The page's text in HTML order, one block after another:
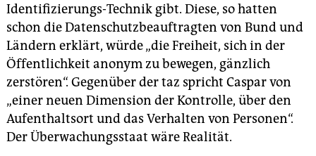
Identifizierungs-Technik gibt. Diese, so hatten
schon die Datenschutzbeauftragten von Bund und
Ländern erklärt, würde „die Freiheit, sich in der
Öffentlichkeit anonym zu bewegen, gänzlich
zerstören“. Gegenüber der taz spricht Caspar von
„einer neuen Dimension der Kontrolle, über den
Aufenthaltsort und das Verhalten von Personen“.
Der Überwachungsstaat wäre Realität.